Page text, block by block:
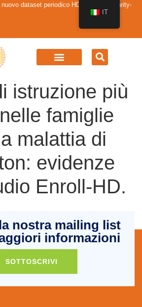
dataset periodico HDClarity (HDClarity-
istruzione più
famiglie
malattia di
evidenze
Enroll-HD.
nostra mailing list
informazioni
SOTTOSCRIVI